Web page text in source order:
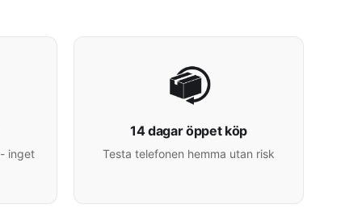
inget
14 dagar öppet köp
Testa telefonen hemma utan risk